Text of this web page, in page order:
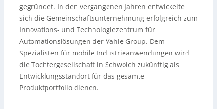
gegründet. In den vergangenen Jahren entwickelte
sich die Gemeinschaftsunternehmung erfolgreich zum
Innovations- und Technologiezentrum für
Automationslösungen der Vahle Group. Dem
Spezialisten für mobile Industrieanwendungen wird
die Tochtergesellschaft in Schwoich zukünftig als
Entwicklungsstandort für das gesamte
Produktportfolio dienen.